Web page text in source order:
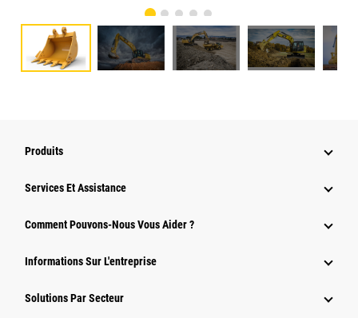
Produits
Services Et Assistance
Comment Pouvons-Nous Vous Aider ?
Informations Sur L'entreprise
Solutions Par Secteur